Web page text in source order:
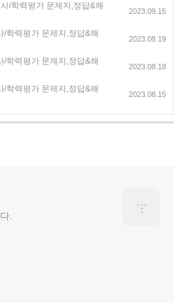
/학력평가 문제지,정답&해
2023.09.15
학력평가 문제지,정답&해
2023.08.19
학력평가 문제지,정답&해
2023.08.18
학력평가 문제지,정답&해
2023.08.15
.